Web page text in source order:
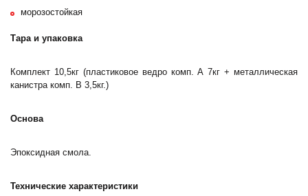
морозостойкая
Тара и упаковка
Комплект 10,5кг (пластиковое ведро комп. А 7кг + металлическая
канистра комп. В 3,5кг.)
Основа
Эпоксидная смола.
Технические характеристики